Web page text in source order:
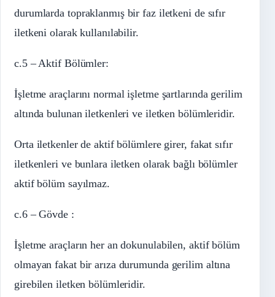
durumlarda topraklanmış bir faz iletkeni de sıfır
iletkeni olarak kullanılabilir.
c.5 – Aktif Bölümler:
İşletme araçlarını normal işletme şartlarında gerilim
altında bulunan iletkenleri ve iletken bölümleridir.
Orta iletkenler de aktif bölümlere girer, fakat sıfır
iletkenleri ve bunlara iletken olarak bağlı bölümler
aktif bölüm sayılmaz.
c.6 – Gövde :
İşletme araçların her an dokunulabilen, aktif bölüm
olmayan fakat bir arıza durumunda gerilim altına
girebilen iletken bölümleridir.